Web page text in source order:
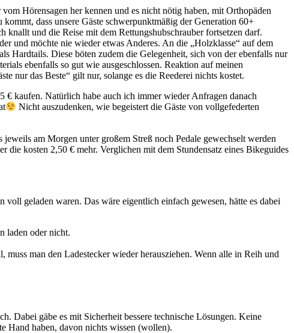
Hörensagen her kennen und es nicht nötig haben, mit Orthopäden
dass unsere Gäste schwerpunktmäßig der Generation 60+
und die Reise mit dem Rettungshubschrauber fortsetzen darf.
und möchte nie wieder etwas Anderes. An die „Holzklasse“ auf dem
Hardtails. Diese böten zudem die Gelegenheit, sich von der ebenfalls nur
ebenfalls so gut wie ausgeschlossen. Reaktion auf meinen
nur das Beste“ gilt nur, solange es die Reederei nichts kostet.
€ kaufen. Natürlich habe auch ich immer wieder Anfragen danach
Nicht auszudenken, wie begeistert die Gäste von vollgefederten
am Morgen unter großem Streß noch Pedale gewechselt werden
kosten 2,50 € mehr. Verglichen mit dem Stundensatz eines Bikeguides
geladen waren. Das wäre eigentlich einfach gewesen, hätte es dabei
laden oder nicht.
man den Ladestecker wieder herausziehen. Wenn alle in Reih und
Dabei gäbe es mit Sicherheit bessere technische Lösungen. Keine
Hand haben, davon nichts wissen (wollen).